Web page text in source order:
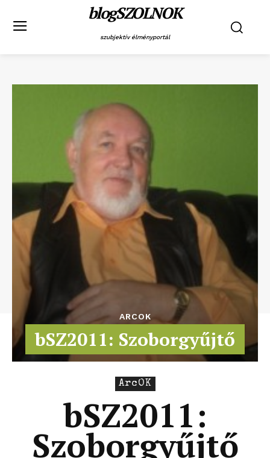
blogSZOLNOK
szubjektív élményportál
ARCOK
bSZ2011: Szoborgyűjtő
ArcOK
bSZ2011:
Szoborgyűjtő